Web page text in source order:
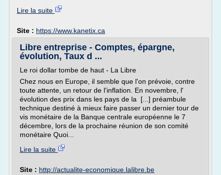
Lire la suite
Site : https://www.kanetix.ca
Libre entreprise - Comptes, épargne,
évolution, Taux d ...
Le roi dollar tombe de haut - La Libre
Chez nous en Europe, il semble que l'on prévoie, contre
toute attente, un retour de l'inflation. En novembre, l'
évolution des prix dans les pays de la [...] préambule
technique destiné à mieux faire passer un dernier tour de
vis monétaire de la Banque centrale européenne le 7
décembre, lors de la prochaine réunion de son comité
monétaire Quoi...
Lire la suite
Site : http://actualite-economique.lalibre.be